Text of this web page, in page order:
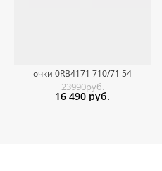
очки 0RB4171 710/71 54
23990руб.
16 490 руб.